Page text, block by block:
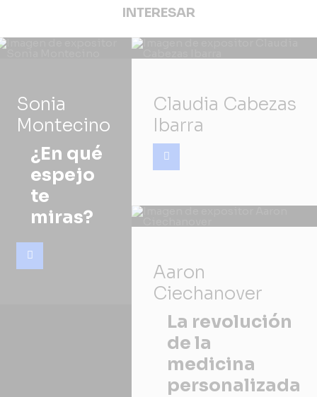
INTERESAR
Sonia
Montecino
¿En qué
espejo
te
miras?
Claudia Cabezas
Ibarra
Aaron
Ciechanover
La revolución
de la
medicina
personalizada